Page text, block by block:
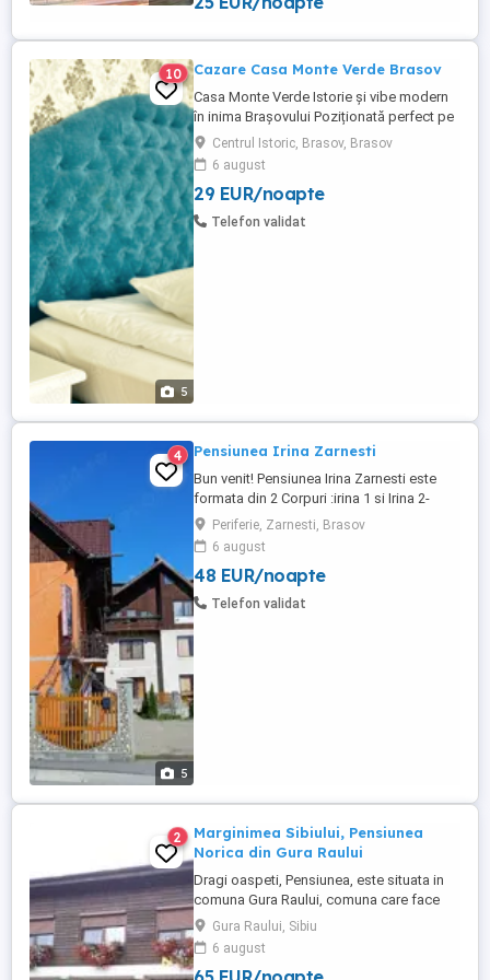
(Jugendstil) vila care astazi se numeste
ajutat de fiicele ...
5
10 Cazare Casa Monte Verde Brasov
Casa Monte Verde Istorie și vibe modern
în inima Brașovului Poziționată perfect pe
Strada Nicolae Bălcescu nr. 26, Casa
Monte Verde îți oferă combinația ideală
între farmecul istoric și confortul modern,
chiar în centrul Brașovului. Un loc plin de
povești Clădirea este un monument istoric
Centrul Istoric, Brasov, Brasov
6 august
29 EUR/noapte
Telefon validat
5
4 Pensiunea Irina Zarnesti
Bun venit! Pensiunea Irina Zarnesti este
formata din 2 Corpuri :irina 1 si Irina 2-
situate la adresa Strada Raului nr. 62!
Pensiunea Irina Zarnesti, este amplasata
intr-o locatie de exceptie, la 1km de
intrarea in Parcul National Piatra
Craiului(karphatia), inconjurata de pomi
Periferie, Zarnesti, Brasov
6 august
48 EUR/noapte
Telefon validat
2
Marginimea Sibiului, Pensiunea
Norica din Gura Raului
Dragi oaspeti, Pensiunea, este situata in
comuna Gura Raului, comuna care face
parte din salba celor mai vechi, frumoase
si instarite asezari ce alcatuiesc
Marginimea Sibiului, la 18 km de Sibiu in
Gura Raului, Sibiu
6 august